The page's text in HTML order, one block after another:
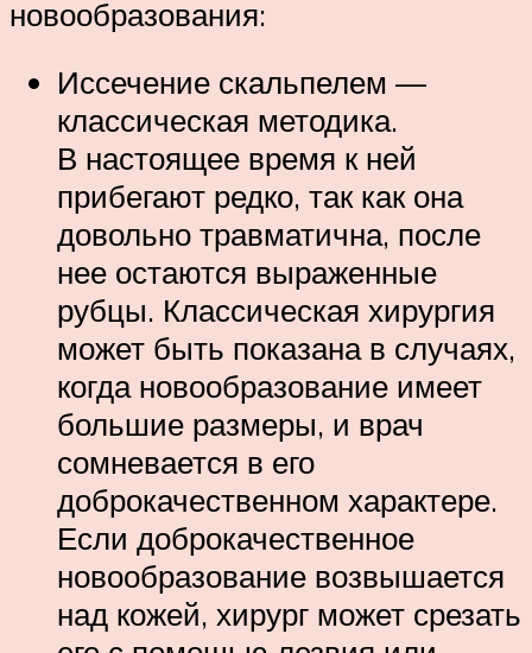
новообразования:
Иссечение скальпелем —
классическая методика.
В настоящее время к ней
прибегают редко, так как она
довольно травматична, после
нее остаются выраженные
рубцы. Классическая хирургия
может быть показана в случаях,
когда новообразование имеет
большие размеры, и врач
сомневается в его
доброкачественном характере.
Если доброкачественное
новообразование возвышается
над кожей, хирург может срезать